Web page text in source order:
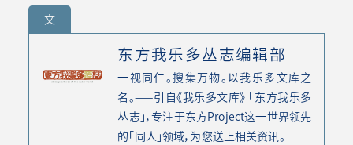
文
东方我乐多丛志编辑部
一视同仁。搜集万物。以我乐多文库之
名。——引自《我乐多文库》 「东方我乐多
丛志」，专注于东方Project这一世界领先
的「同人」领域，为您送上相关资讯。